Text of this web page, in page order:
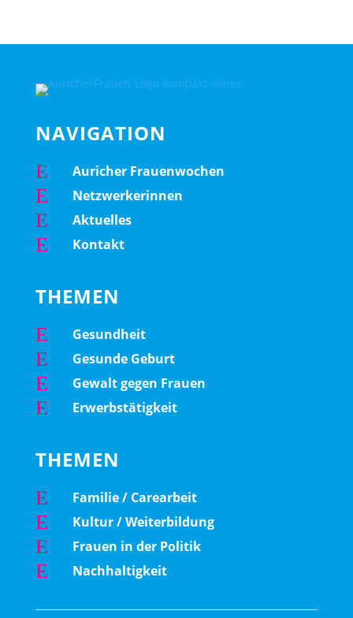
NAVIGATION
E Auricher Frauenwochen
E Netzwerkerinnen
E Aktuelles
E Kontakt
THEMEN
E Gesundheit
E Gesunde Geburt
E Gewalt gegen Frauen
E Erwerbstätigkeit
THEMEN
E Familie / Carearbeit
E Kultur / Weiterbildung
E Frauen in der Politik
E Nachhaltigkeit